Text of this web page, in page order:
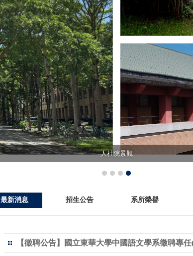
人社院景觀
最新消息 招生公告 系所榮譽
【徵聘公告】國立東華大學中國語文學系徵聘專